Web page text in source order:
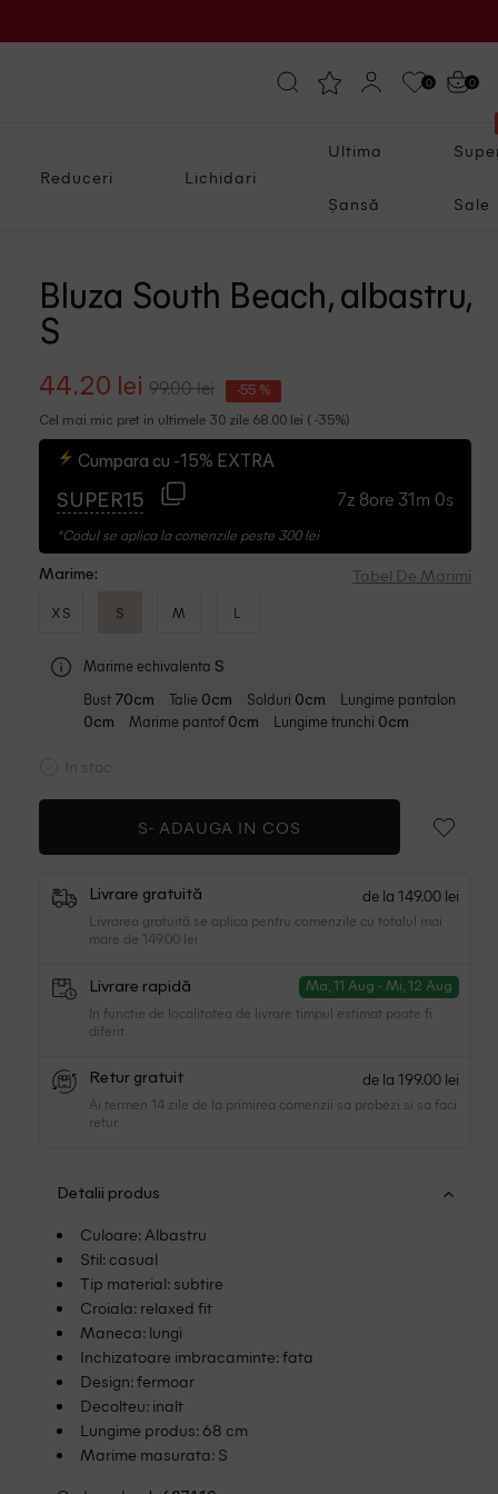
0 0
Reduceri Lichidari
Ultima
Șansă Sale
Bluza South Beach, albastru,
S
44.20 lei 99.00 lei -55 %
Cel mai mic pret in ultimele 30 zile 68.00 lei ( -35%)
Cumpara cu -15% EXTRA
SUPER15 7z 8ore 30m 59s
*Codul se aplica la comenzile peste 300 lei
Marime: Tabel De Marimi
XS S M L
Marime echivalenta S
Bust 70cm Talie 0cm Solduri 0cm Lungime pantalon
0cm Marime pantof 0cm Lungime trunchi 0cm
In stoc
S- ADAUGA IN COS
Livrare gratuită de la 149.00 lei
Livrarea gratuită se aplica pentru comenzile cu totalul mai
mare de 149.00 lei
Livrare rapidă Ma, 11 Aug - Mi, 12 Aug
In functie de localitatea de livrare timpul estimat poate fi
diferit.
Retur gratuit de la 199.00 lei
Ai termen 14 zile de la primirea comenzii sa probezi si sa faci
retur.
Detalii produs
Culoare: Albastru
Stil: casual
Tip material: subtire
Croiala: relaxed fit
Maneca: lungi
Inchizatoare imbracaminte: fata
Design: fermoar
Decolteu: inalt
Lungime produs: 68 cm
Marime masurata: S